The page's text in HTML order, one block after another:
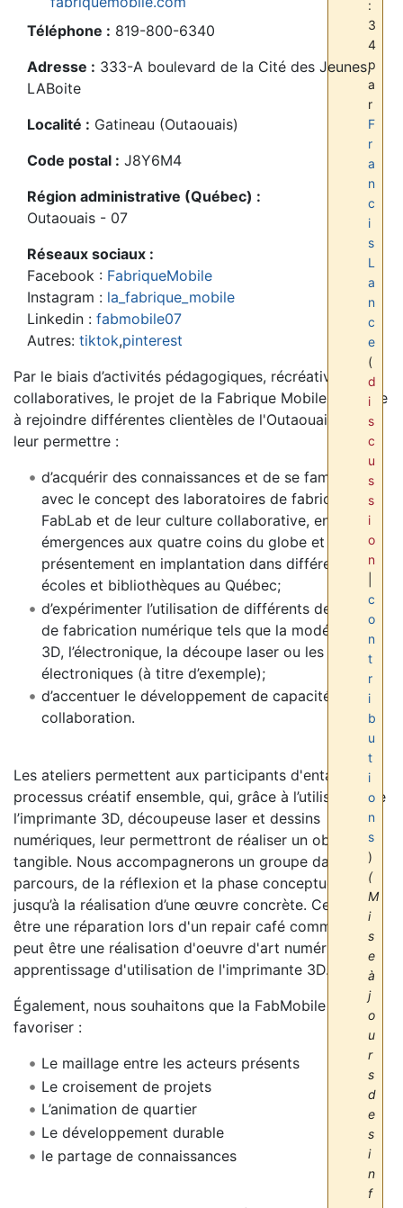
:
3
4
p
a
r
F
r
a
n
c
i
s
L
a
n
c
e
(
d
i
s
c
u
s
s
i
o
n
c
o
n
t
r
i
b
u
t
i
o
n
s
)
(
M
i
s
e
à
j
o
u
r
s
d
e
s
i
n
f
Téléphone : 819-800-6340
Adresse : 333-A boulevard de la Cité des Jeunes,
LABoite
Localité : Gatineau (Outaouais)
Code postal : J8Y6M4
Région administrative (Québec) :
Outaouais - 07
Réseaux sociaux :
Facebook : FabriqueMobile
Instagram : la_fabrique_mobile
Linkedin : fabmobile07
Autres: tiktok,pinterest
Par le biais d’activités pédagogiques, récréatives et
collaboratives, le projet de la Fabrique Mobile consiste
à rejoindre différentes clientèles de l'Outaouais pour
leur permettre :
d’acquérir des connaissances et de se familiariser
avec le concept des laboratoires de fabrication
FabLab et de leur culture collaborative, en
émergences aux quatre coins du globe et
présentement en implantation dans différentes
écoles et bibliothèques au Québec;
d’expérimenter l’utilisation de différents des outils
de fabrication numérique tels que la modélisation
3D, l’électronique, la découpe laser ou les circuits
électroniques (à titre d’exemple);
d’accentuer le développement de capacités de
collaboration.
Les ateliers permettent aux participants d'entamer un
processus créatif ensemble, qui, grâce à l’utilisation de
l’imprimante 3D, découpeuse laser et dessins
numériques, leur permettront de réaliser un objet
tangible. Nous accompagnerons un groupe dans leur
parcours, de la réflexion et la phase conceptuelle
jusqu’à la réalisation d’une œuvre concrète. Ce peut
être une réparation lors d'un repair café comme ce
peut être une réalisation d'oeuvre d'art numérique ou
apprentissage d'utilisation de l'imprimante 3D.
Également, nous souhaitons que la FabMobile puisse
favoriser :
Le maillage entre les acteurs présents
Le croisement de projets
L’animation de quartier
Le développement durable
le partage de connaissances